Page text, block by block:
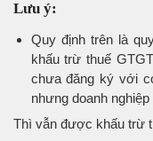
Lưu ý:
Quy định trên là
khấu trừ thuế
chưa đăng ký với
nhưng doanh
Thì vẫn được khấu trừ